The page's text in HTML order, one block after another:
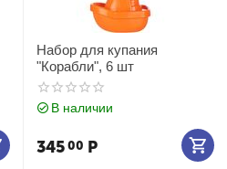
Набор для купания
"Корабли", 6 шт
В наличии
34500 Р